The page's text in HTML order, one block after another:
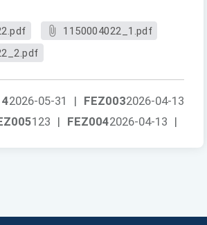
1150004022_1.pdf
FEZ0032026-04-13
2026-05-31
|
FEZ0042026-04-13 |
123 |